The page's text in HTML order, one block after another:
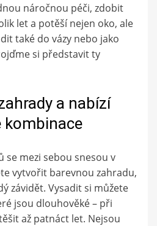
náročnou péči, zdobit
let a potěší nejen oko, ale
také do vázy nebo jako
si představit ty
a nabízí
kombinace
se mezi sebou snesou v
vytvořit barevnou zahradu,
závidět. Vysadit si můžete
jsou dlouhověké – při
až patnáct let. Nejsou